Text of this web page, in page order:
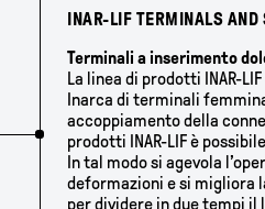
INAR-LIF TERMINALS AND
Terminali a inserimento
La linea di prodotti INAR-
Inarca di terminali
accoppiamento della
prodotti INAR-LIF è
In tal modo si agevola
deformazioni e si migliora
per dividere in due tempi